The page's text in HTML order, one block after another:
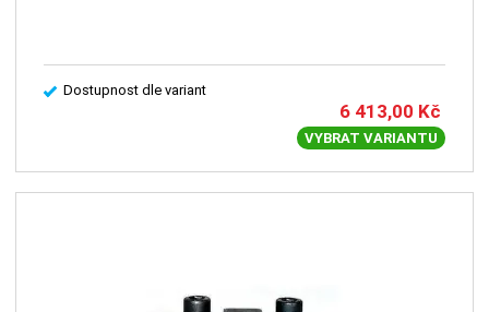
Dostupnost dle variant
6 413,00 Kč
VYBRAT VARIANTU